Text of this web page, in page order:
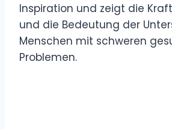
Inspiration und zeigt die
und die Bedeutung der
Menschen mit schweren
Problemen.